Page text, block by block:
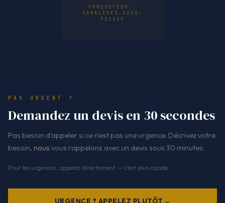
PARQUETEUR ·
CARRIÈRES-SOUS-
POISSY
PAS URGENT ?
Demandez un devis en 30 secondes
Pas besoin d'appeler si ce n'est pas une urgence. Décrivez votre
besoin, nous vous rappelons avec un devis sous 30 minutes.
Pour les urgences, appelez directement — c'est plus rapide.
URGENCE ? APPELEZ PLUTÔT